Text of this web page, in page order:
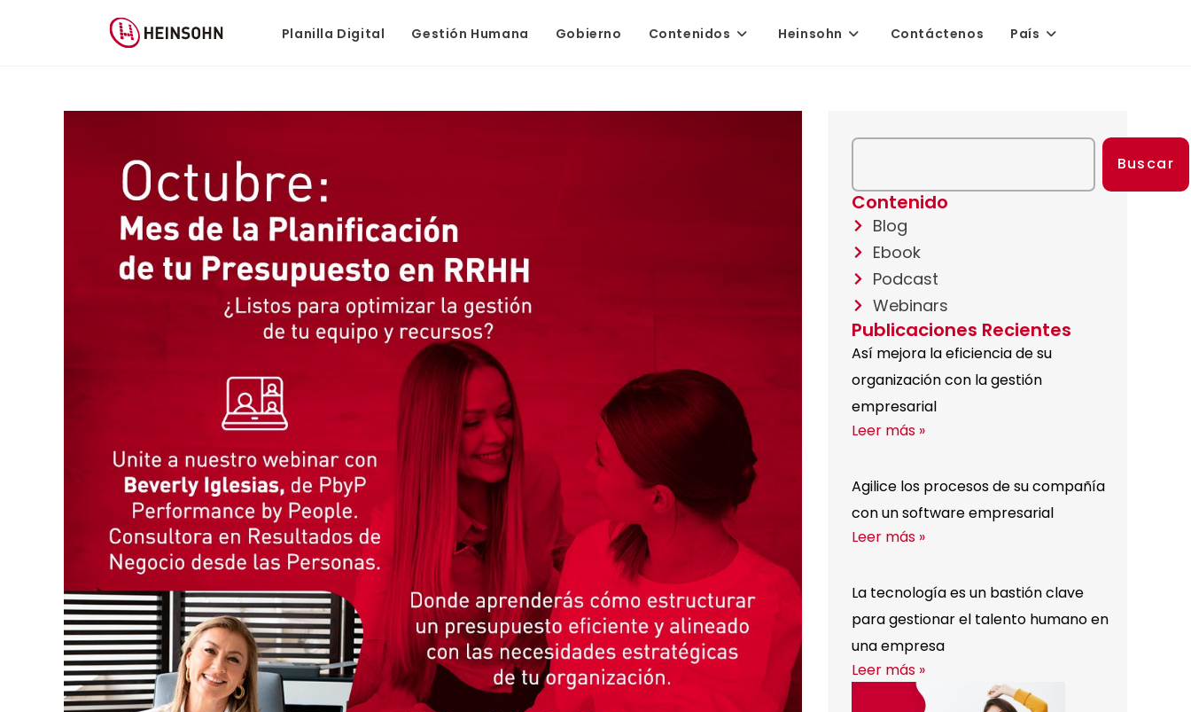
Planilla Digital Gestión Humana Gobierno Contenidos Heinsohn Contáctenos País
Buscar
Contenido
Blog
Ebook
Podcast
Webinars
Publicaciones Recientes
Así mejora la eficiencia de su
organización con la gestión
empresarial
Leer más »
Agilice los procesos de su compañía
con un software empresarial
Leer más »
La tecnología es un bastión clave
para gestionar el talento humano en
una empresa
Leer más »